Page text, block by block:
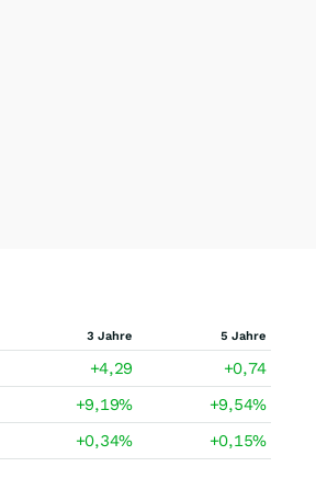
3 Jahre 5 Jahre
+4,29
+0,74
+9,19% +9,54%
+0,34% +0,15%